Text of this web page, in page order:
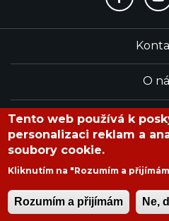
O
Copyright © 2020
Tento web používá k
personalizaci reklam a
soubory cookie.
Kliknutím na "Rozumím a
Rozumím a přijímám Ne,